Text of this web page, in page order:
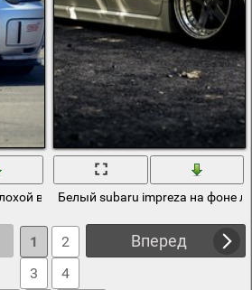
вариант для погонять
Белый subaru impreza на фоне
Вперед
1
2
3
4